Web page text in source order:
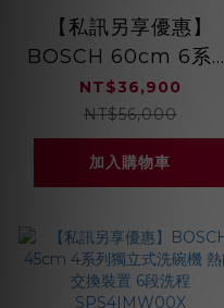
【私訊另享優惠】
BOSCH 60cm 6系列
獨立式洗碗機 全自動
智慧偵測 8段洗程
SMS6HAW00X
NT$36,900
NT$56,000
加入購物車